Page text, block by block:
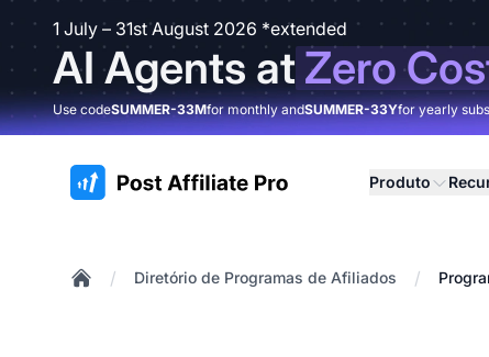
1 July – 31st August 2026 *extended
AI Agents atZero
Use codeSUMMER-33Mfor monthly andSUMMER-33Yfor yearly
:site.title Produto
/ Diretório de Programas de Afiliados /